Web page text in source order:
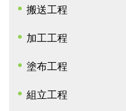
搬送工程
加工工程
塗布工程
組立工程